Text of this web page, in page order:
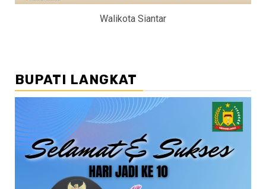
Walikota Siantar
BUPATI LANGKAT